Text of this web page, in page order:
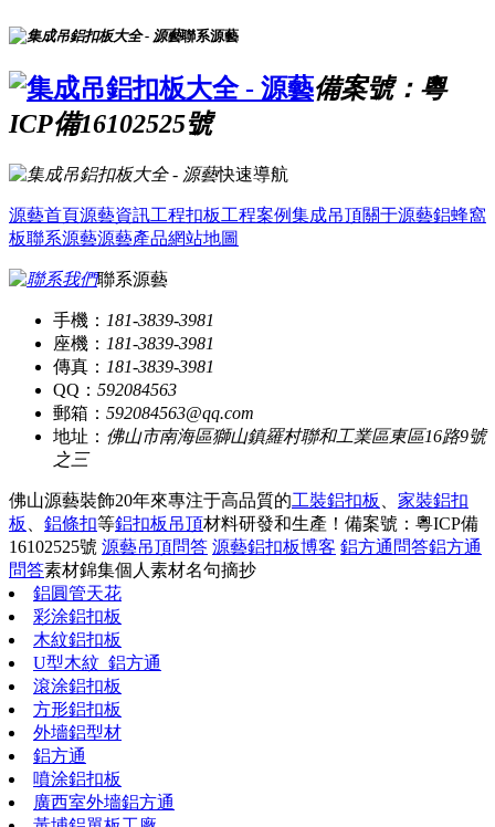
聯系源藝
備案號：粵
ICP備16102525號
快速導航
源藝首頁源藝資訊工程扣板工程案例集成吊頂關于源藝鋁蜂窩
板聯系源藝源藝產品網站地圖
聯系源藝
手機： 181-3839-3981
座機： 181-3839-3981
傳真： 181-3839-3981
QQ： 592084563
郵箱： 592084563@qq.com
地址： 佛山市南海區獅山鎮羅村聯和工業區東區16路9號
之三
佛山源藝裝飾20年來專注于高品質的工裝鋁扣板
家裝鋁扣
板
鋁條扣等鋁扣板吊頂材料研發和生產！ 備案號：粵ICP備
16102525號 源藝吊頂問答 源藝鋁扣板博客 鋁方通問答鋁方通
問答素材錦集個人素材名句摘抄
鋁圓管天花
彩涂鋁扣板
木紋鋁扣板
U型木紋_鋁方通
滾涂鋁扣板
方形鋁扣板
外墻鋁型材
鋁方通
噴涂鋁扣板
廣西室外墻鋁方通